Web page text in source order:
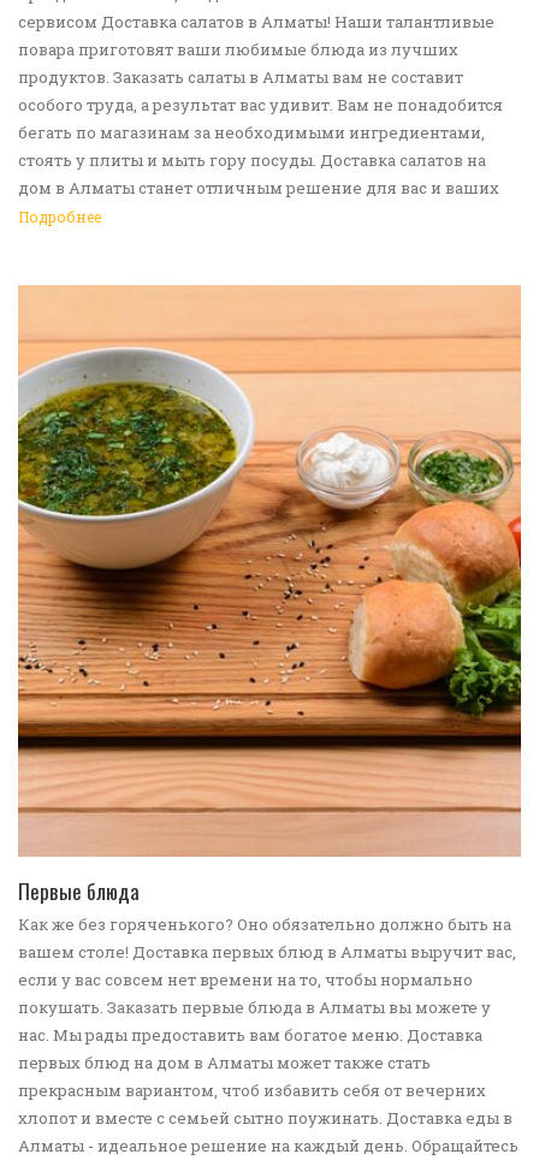
сервисом Доставка салатов в Алматы! Наши талантливые
повара приготовят ваши любимые блюда из лучших
продуктов. Заказать салаты в Алматы вам не составит
особого труда, а результат вас удивит. Вам не понадобится
бегать по магазинам за необходимыми ингредиентами,
стоять у плиты и мыть гору посуды. Доставка салатов на
дом в Алматы станет отличным решение для вас и ваших
родных, друзей. Ведь мы сами берем все хлопоты в свои
Подробнее
Первые блюда
Как же без горяченького? Оно обязательно должно быть на
вашем столе! Доставка первых блюд в Алматы выручит вас,
если у вас совсем нет времени на то, чтобы нормально
покушать. Заказать первые блюда в Алматы вы можете у
нас. Мы рады предоставить вам богатое меню. Доставка
первых блюд на дом в Алматы может также стать
прекрасным вариантом, чтоб избавить себя от вечерних
хлопот и вместе с семьей сытно поужинать. Доставка еды в
Алматы - идеальное решение на каждый день. Обращайтесь